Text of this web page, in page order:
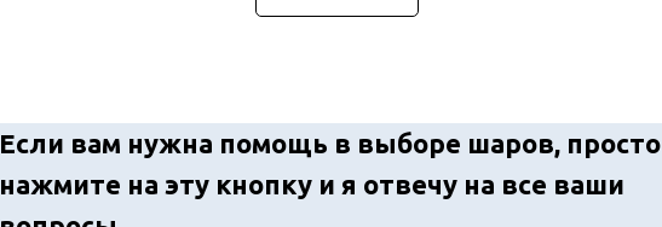
Если вам нужна помощь в выборе шаров, просто
нажмите на эту кнопку и я отвечу на все ваши